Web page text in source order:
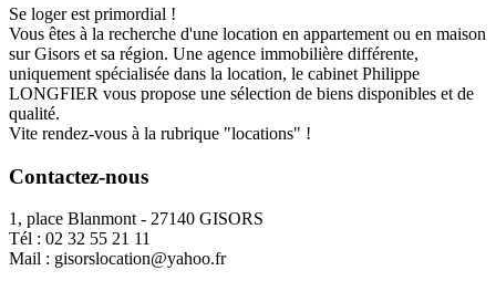
Se loger est primordial !
Vous êtes à la recherche d'une location en appartement ou en maison
sur Gisors et sa région. Une agence immobilière différente,
uniquement spécialisée dans la location, le cabinet Philippe
LONGFIER vous propose une sélection de biens disponibles et de
qualité.
Vite rendez-vous à la rubrique "locations" !
Contactez-nous
1, place Blanmont - 27140 GISORS
Tél : 02 32 55 21 11
Mail : gisorslocation@yahoo.fr